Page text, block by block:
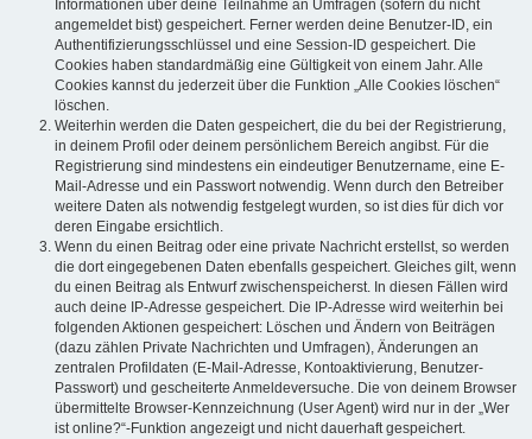
Informationen über deine Teilnahme an Umfragen (sofern du nicht
angemeldet bist) gespeichert. Ferner werden deine Benutzer-ID, ein
Authentifizierungsschlüssel und eine Session-ID gespeichert. Die
Cookies haben standardmäßig eine Gültigkeit von einem Jahr. Alle
Cookies kannst du jederzeit über die Funktion „Alle Cookies löschen“
löschen.
Weiterhin werden die Daten gespeichert, die du bei der Registrierung,
in deinem Profil oder deinem persönlichem Bereich angibst. Für die
Registrierung sind mindestens ein eindeutiger Benutzername, eine E-
Mail-Adresse und ein Passwort notwendig. Wenn durch den Betreiber
weitere Daten als notwendig festgelegt wurden, so ist dies für dich vor
deren Eingabe ersichtlich.
Wenn du einen Beitrag oder eine private Nachricht erstellst, so werden
die dort eingegebenen Daten ebenfalls gespeichert. Gleiches gilt, wenn
du einen Beitrag als Entwurf zwischenspeicherst. In diesen Fällen wird
auch deine IP-Adresse gespeichert. Die IP-Adresse wird weiterhin bei
folgenden Aktionen gespeichert: Löschen und Ändern von Beiträgen
(dazu zählen Private Nachrichten und Umfragen), Änderungen an
zentralen Profildaten (E-Mail-Adresse, Kontoaktivierung, Benutzer-
Passwort) und gescheiterte Anmeldeversuche. Die von deinem Browser
übermittelte Browser-Kennzeichnung (User Agent) wird nur in der „Wer
ist online?“-Funktion angezeigt und nicht dauerhaft gespeichert.